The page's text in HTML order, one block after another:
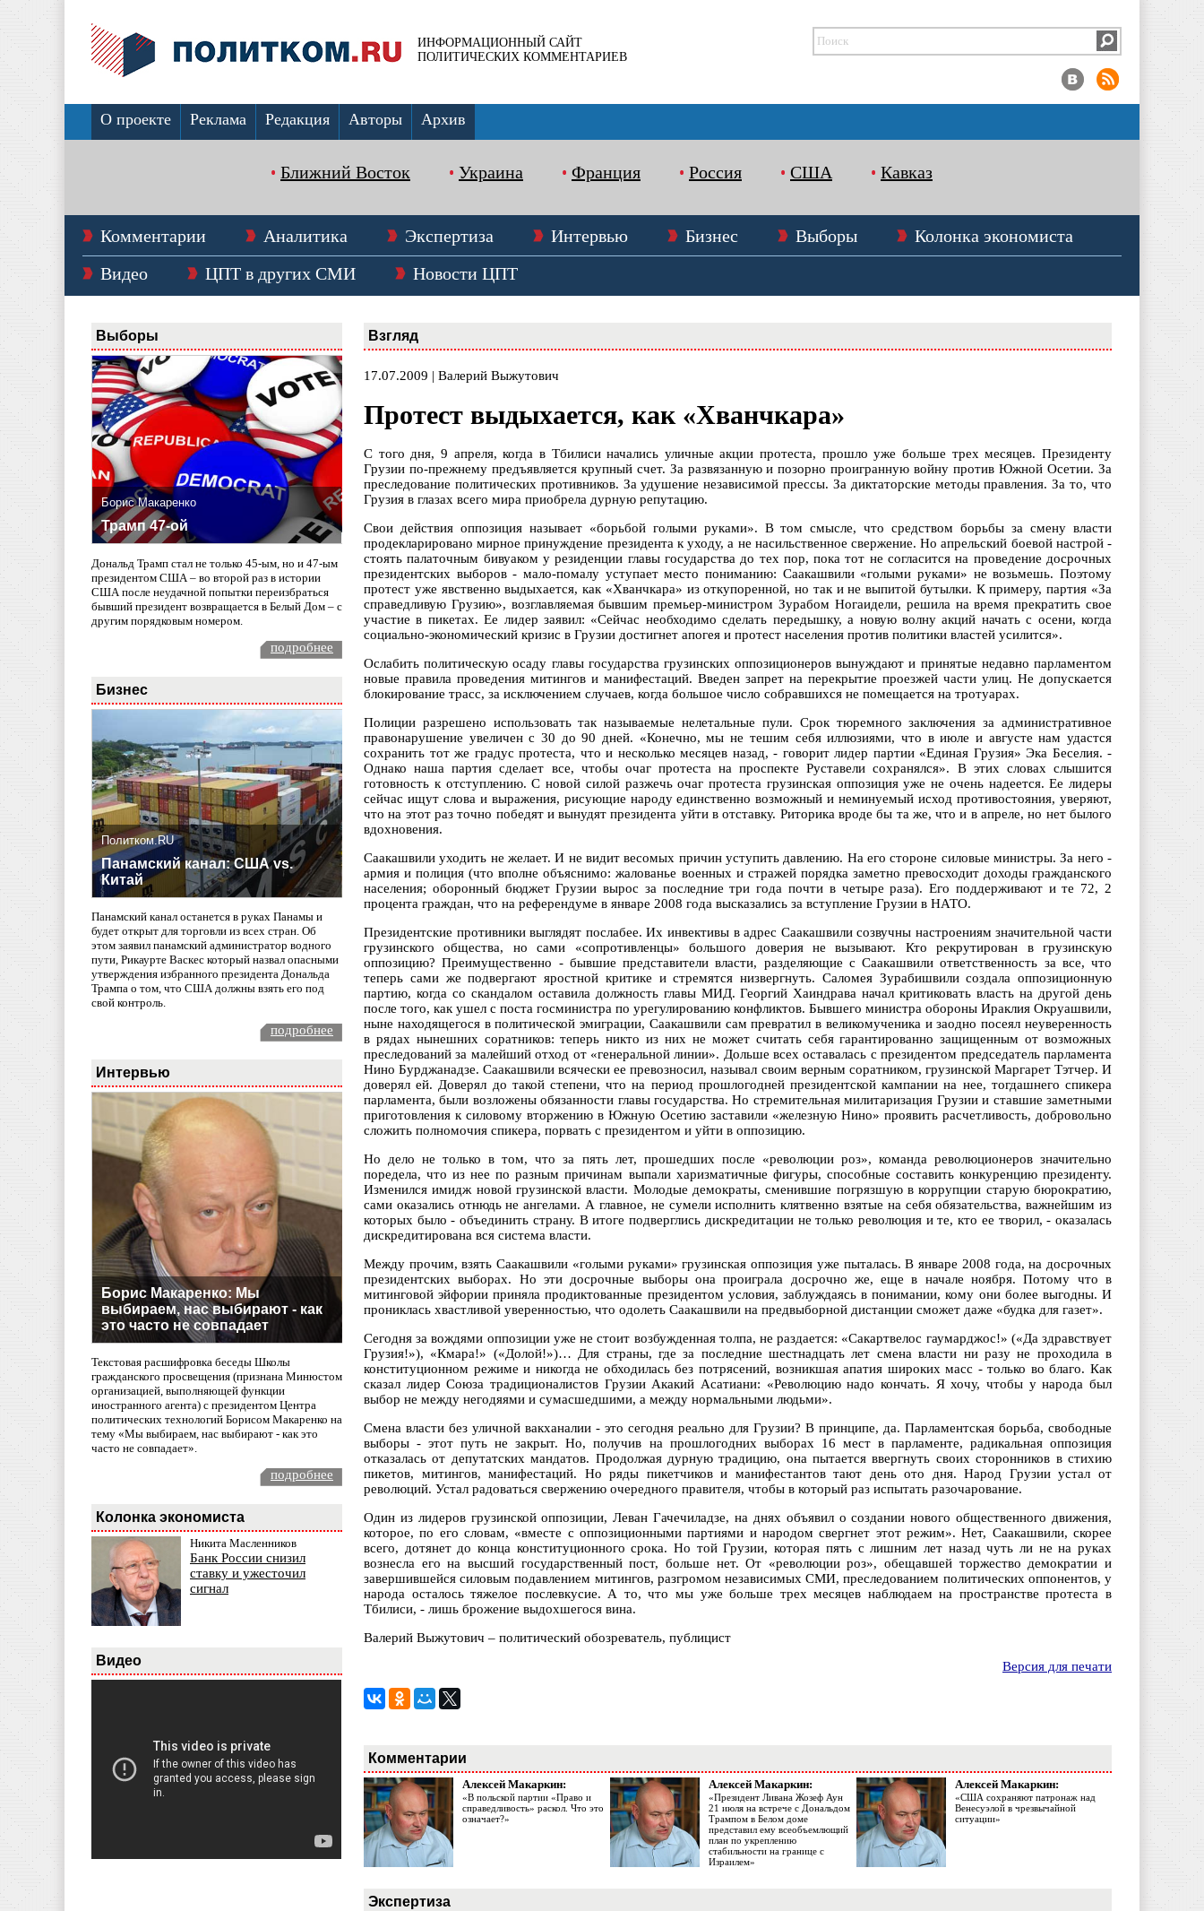
ИНФОРМАЦИОННЫЙ САЙТ
ПОЛИТИЧЕСКИХ КОММЕНТАРИЕВ
О проекте Реклама Редакция Авторы Архив
Ближний Восток Украина Франция Россия США Кавказ
Комментарии Аналитика Экспертиза Интервью Бизнес Выборы
Колонка экономиста
Видео
ЦПТ в других СМИ Новости ЦПТ
Выборы
Борис Макаренко
Трамп 47-ой
Дональд Трамп стал не только 45-ым, но и 47-ым
президентом США – во второй раз в истории
США после неудачной попытки переизбраться
бывший президент возвращается в Белый Дом – с
другим порядковым номером.
подробнее
Бизнес
Политком.RU
Панамский канал: США vs.
Китай
Панамский канал останется в руках Панамы и
будет открыт для торговли из всех стран. Об
этом заявил панамский администратор водного
пути, Рикаурте Васкес который назвал опасными
утверждения избранного президента Дональда
Трампа о том, что США должны взять его под
свой контроль.
подробнее
Интервью
Борис Макаренко: Мы
выбираем, нас выбирают - как
это часто не совпадает
Текстовая расшифровка беседы Школы
гражданского просвещения (признана Минюстом
организацией, выполняющей функции
иностранного агента) с президентом Центра
политических технологий Борисом Макаренко на
тему «Мы выбираем, нас выбирают - как это
часто не совпадает».
подробнее
Колонка экономиста
Никита Масленников
Банк России снизил
ставку и ужесточил
сигнал
Видео
Взгляд
17.07.2009 | Валерий Выжутович
Протест выдыхается, как «Хванчкара»
С того дня, 9 апреля, когда в Тбилиси начались уличные акции протеста, прошло уже больше трех месяцев. Президенту
Грузии по-прежнему предъявляется крупный счет. За развязанную и позорно проигранную войну против Южной Осетии. За
преследование политических противников. За удушение независимой прессы. За диктаторские методы правления. За то, что
Грузия в глазах всего мира приобрела дурную репутацию.
Свои действия оппозиция называет «борьбой голыми руками». В том смысле, что средством борьбы за смену власти
продекларировано мирное принуждение президента к уходу, а не насильственное свержение. Но апрельский боевой настрой -
стоять палаточным бивуаком у резиденции главы государства до тех пор, пока тот не согласится на проведение досрочных
президентских выборов - мало-помалу уступает место пониманию: Саакашвили «голыми руками» не возьмешь. Поэтому
протест уже явственно выдыхается, как «Хванчкара» из откупоренной, но так и не выпитой бутылки. К примеру, партия «За
справедливую Грузию», возглавляемая бывшим премьер-министром Зурабом Ногаидели, решила на время прекратить свое
участие в пикетах. Ее лидер заявил: «Сейчас необходимо сделать передышку, а новую волну акций начать с осени, когда
социально-экономический кризис в Грузии достигнет апогея и протест населения против политики властей усилится».
Ослабить политическую осаду главы государства грузинских оппозиционеров вынуждают и принятые недавно парламентом
новые правила проведения митингов и манифестаций. Введен запрет на перекрытие проезжей части улиц. Не допускается
блокирование трасс, за исключением случаев, когда большое число собравшихся не помещается на тротуарах.
Полиции разрешено использовать так называемые нелетальные пули. Срок тюремного заключения за административное
правонарушение увеличен с 30 до 90 дней. «Конечно, мы не тешим себя иллюзиями, что в июле и августе нам удастся
сохранить тот же градус протеста, что и несколько месяцев назад, - говорит лидер партии «Единая Грузия» Эка Беселия. -
Однако наша партия сделает все, чтобы очаг протеста на проспекте Руставели сохранялся». В этих словах слышится
готовность к отступлению. С новой силой разжечь очаг протеста грузинская оппозиция уже не очень надеется. Ее лидеры
сейчас ищут слова и выражения, рисующие народу единственно возможный и неминуемый исход противостояния, уверяют,
что на этот раз точно победят и вынудят президента уйти в отставку. Риторика вроде бы та же, что и в апреле, но нет былого
вдохновения.
Саакашвили уходить не желает. И не видит весомых причин уступить давлению. На его стороне силовые министры. За него -
армия и полиция (что вполне объяснимо: жалованье военных и стражей порядка заметно превосходит доходы гражданского
населения; оборонный бюджет Грузии вырос за последние три года почти в четыре раза). Его поддерживают и те 72, 2
процента граждан, что на референдуме в январе 2008 года высказались за вступление Грузии в НАТО.
Президентские противники выглядят послабее. Их инвективы в адрес Саакашвили созвучны настроениям значительной части
грузинского общества, но сами «сопротивленцы» большого доверия не вызывают. Кто рекрутирован в грузинскую
оппозицию? Преимущественно - бывшие представители власти, разделяющие с Саакашвили ответственность за все, что
теперь сами же подвергают яростной критике и стремятся низвергнуть. Саломея Зурабишвили создала оппозиционную
партию, когда со скандалом оставила должность главы МИД. Георгий Хаиндрава начал критиковать власть на другой день
после того, как ушел с поста госминистра по урегулированию конфликтов. Бывшего министра обороны Ираклия Окруашвили,
ныне находящегося в политической эмиграции, Саакашвили сам превратил в великомученика и заодно посеял неуверенность
в рядах нынешних соратников: теперь никто из них не может считать себя гарантированно защищенным от возможных
преследований за малейший отход от «генеральной линии». Дольше всех оставалась с президентом председатель парламента
Нино Бурджанадзе. Саакашвили всячески ее превозносил, называл своим верным соратником, грузинской Маргарет Тэтчер. И
доверял ей. Доверял до такой степени, что на период прошлогодней президентской кампании на нее, тогдашнего спикера
парламента, были возложены обязанности главы государства. Но стремительная милитаризация Грузии и ставшие заметными
приготовления к силовому вторжению в Южную Осетию заставили «железную Нино» проявить расчетливость, добровольно
сложить полномочия спикера, порвать с президентом и уйти в оппозицию.
Но дело не только в том, что за пять лет, прошедших после «революции роз», команда революционеров значительно
поредела, что из нее по разным причинам выпали харизматичные фигуры, способные составить конкуренцию президенту.
Изменился имидж новой грузинской власти. Молодые демократы, сменившие погрязшую в коррупции старую бюрократию,
сами оказались отнюдь не ангелами. А главное, не сумели исполнить клятвенно взятые на себя обязательства, важнейшим из
которых было - объединить страну. В итоге подверглись дискредитации не только революция и те, кто ее творил, - оказалась
дискредитирована вся система власти.
Между прочим, взять Саакашвили «голыми руками» грузинская оппозиция уже пыталась. В январе 2008 года, на досрочных
президентских выборах. Но эти досрочные выборы она проиграла досрочно же, еще в начале ноября. Потому что в
митинговой эйфории приняла продиктованные президентом условия, заблуждаясь в понимании, кому они более выгодны. И
прониклась хвастливой уверенностью, что одолеть Саакашвили на предвыборной дистанции сможет даже «будка для газет».
Сегодня за вождями оппозиции уже не стоит возбужденная толпа, не раздается: «Сакартвелос гаумарджос!» («Да здравствует
Грузия!»), «Кмара!» («Долой!»)… Для страны, где за последние шестнадцать лет смена власти ни разу не проходила в
конституционном режиме и никогда не обходилась без потрясений, возникшая апатия широких масс - только во благо. Как
сказал лидер Союза традиционалистов Грузии Акакий Асатиани: «Революцию надо кончать. Я хочу, чтобы у народа был
выбор не между негодяями и сумасшедшими, а между нормальными людьми».
Смена власти без уличной вакханалии - это сегодня реально для Грузии? В принципе, да. Парламентская борьба, свободные
выборы - этот путь не закрыт. Но, получив на прошлогодних выборах 16 мест в парламенте, радикальная оппозиция
отказалась от депутатских мандатов. Продолжая дурную традицию, она пытается ввергнуть своих сторонников в стихию
пикетов, митингов, манифестаций. Но ряды пикетчиков и манифестантов тают день ото дня. Народ Грузии устал от
революций. Устал радоваться свержению очередного правителя, чтобы в который раз испытать разочарование.
Один из лидеров грузинской оппозиции, Леван Гачечиладзе, на днях объявил о создании нового общественного движения,
которое, по его словам, «вместе с оппозиционными партиями и народом свергнет этот режим». Нет, Саакашвили, скорее
всего, дотянет до конца конституционного срока. Но той Грузии, которая пять с лишним лет назад чуть ли не на руках
вознесла его на высший государственный пост, больше нет. От «революции роз», обещавшей торжество демократии и
завершившейся силовым подавлением митингов, разгромом независимых СМИ, преследованием политических оппонентов, у
народа осталось тяжелое послевкусие. А то, что мы уже больше трех месяцев наблюдаем на пространстве протеста в
Тбилиси, - лишь брожение выдохшегося вина.
Валерий Выжутович – политический обозреватель, публицист
Версия для печати
Комментарии
Алексей Макаркин:
«В польской партии «Право и
справедливость» раскол. Что это
означает?»
Алексей Макаркин:
«Президент Ливана Жозеф Аун
21 июля на встрече с Дональдом
Трампом в Белом доме
представил ему всеобъемлющий
план по укреплению
стабильности на границе с
Израилем»
Алексей Макаркин:
«США сохраняют патронаж над
Венесуэлой в чрезвычайной
ситуации»
Экспертиза